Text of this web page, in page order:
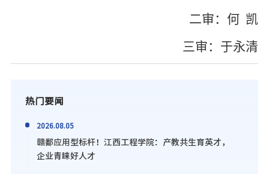
二审：何 凯
三审：于永清
热门要闻
2026.08.05
赣鄱应用型标杆！江西工程学院：产教共生育英才，
企业青睐好人才